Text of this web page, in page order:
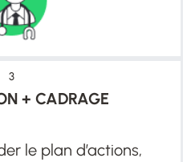
3
+ CADRAGE
le plan d’actions,